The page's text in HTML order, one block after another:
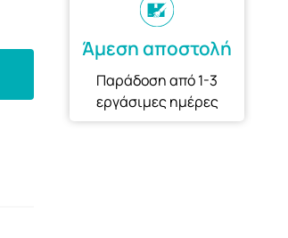
Άμεση αποστολή
Παράδοση από 1-3
εργάσιμες ημέρες